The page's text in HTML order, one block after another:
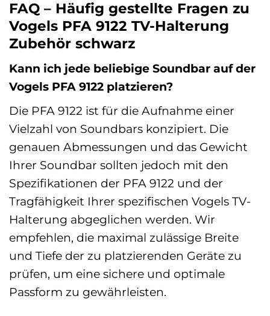
FAQ – Häufig gestellte Fragen zu
Vogels PFA 9122 TV-Halterung
Zubehör schwarz
Kann ich jede beliebige Soundbar auf der
Vogels PFA 9122 platzieren?
Die PFA 9122 ist für die Aufnahme einer
Vielzahl von Soundbars konzipiert. Die
genauen Abmessungen und das Gewicht
Ihrer Soundbar sollten jedoch mit den
Spezifikationen der PFA 9122 und der
Tragfähigkeit Ihrer spezifischen Vogels TV-
Halterung abgeglichen werden. Wir
empfehlen, die maximal zulässige Breite
und Tiefe der zu platzierenden Geräte zu
prüfen, um eine sichere und optimale
Passform zu gewährleisten.